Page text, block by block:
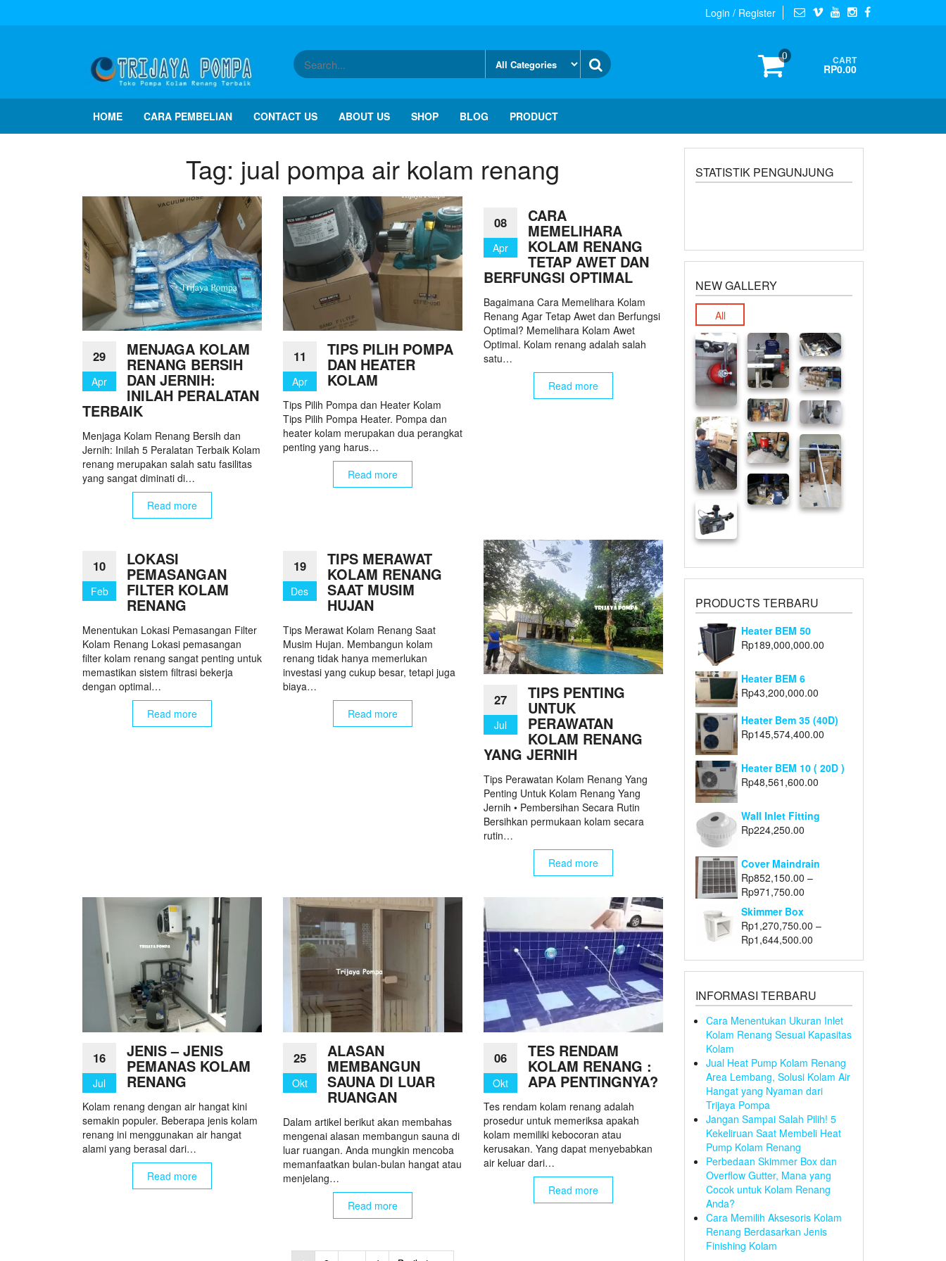
Login / Register
0 CART
RP0.00
HOME CARA PEMBELIAN CONTACT US ABOUT US SHOP BLOG PRODUCT
Tag: jual pompa air kolam renang
29
Apr
MENJAGA KOLAM
RENANG BERSIH
DAN JERNIH:
INILAH PERALATAN
TERBAIK
Menjaga Kolam Renang Bersih dan
Jernih: Inilah 5 Peralatan Terbaik Kolam
renang merupakan salah satu fasilitas
yang sangat diminati di…
Read more
11
Apr
TIPS PILIH POMPA
DAN HEATER
KOLAM
Tips Pilih Pompa dan Heater Kolam
Tips Pilih Pompa Heater. Pompa dan
heater kolam merupakan dua perangkat
penting yang harus…
Read more
08
Apr
CARA
MEMELIHARA
KOLAM RENANG
TETAP AWET DAN
BERFUNGSI OPTIMAL
Bagaimana Cara Memelihara Kolam
Renang Agar Tetap Awet dan Berfungsi
Optimal? Memelihara Kolam Awet
Optimal. Kolam renang adalah salah
satu…
Read more
10
Feb
LOKASI
PEMASANGAN
FILTER KOLAM
RENANG
Menentukan Lokasi Pemasangan Filter
Kolam Renang Lokasi pemasangan
filter kolam renang sangat penting untuk
memastikan sistem filtrasi bekerja
dengan optimal…
Read more
19
Des
TIPS MERAWAT
KOLAM RENANG
SAAT MUSIM
HUJAN
Tips Merawat Kolam Renang Saat
Musim Hujan. Membangun kolam
renang tidak hanya memerlukan
investasi yang cukup besar, tetapi juga
biaya…
Read more
27
Jul
TIPS PENTING
UNTUK
PERAWATAN
KOLAM RENANG
YANG JERNIH
Tips Perawatan Kolam Renang Yang
Penting Untuk Kolam Renang Yang
Jernih • Pembersihan Secara Rutin
Bersihkan permukaan kolam secara
rutin…
Read more
16
Jul
JENIS – JENIS
PEMANAS KOLAM
RENANG
Kolam renang dengan air hangat kini
semakin populer. Beberapa jenis kolam
renang ini menggunakan air hangat
alami yang berasal dari…
Read more
25
Okt
ALASAN
MEMBANGUN
SAUNA DI LUAR
RUANGAN
Dalam artikel berikut akan membahas
mengenai alasan membangun sauna di
luar ruangan. Anda mungkin mencoba
memanfaatkan bulan-bulan hangat atau
menjelang…
Read more
06
Okt
TES RENDAM
KOLAM RENANG :
APA PENTINGNYA?
Tes rendam kolam renang adalah
prosedur untuk memeriksa apakah
kolam memiliki kebocoran atau
kerusakan. Yang dapat menyebabkan
air keluar dari…
Read more
STATISTIK PENGUNJUNG
NEW GALLERY
All
PRODUCTS TERBARU
Heater BEM 50
Rp189,000,000.00
Heater BEM 6
Rp43,200,000.00
Heater Bem 35 (40D)
Rp145,574,400.00
Heater BEM 10 ( 20D )
Rp48,561,600.00
Wall Inlet Fitting
Rp224,250.00
Cover Maindrain
Rp852,150.00 –
Rp971,750.00
Skimmer Box
Rp1,270,750.00 –
Rp1,644,500.00
INFORMASI TERBARU
Cara Menentukan Ukuran Inlet
Kolam Renang Sesuai Kapasitas
Kolam
Jual Heat Pump Kolam Renang
Area Lembang, Solusi Kolam Air
Hangat yang Nyaman dari
Trijaya Pompa
Jangan Sampai Salah Pilih! 5
Kekeliruan Saat Membeli Heat
Pump Kolam Renang
Perbedaan Skimmer Box dan
Overflow Gutter, Mana yang
Cocok untuk Kolam Renang
Anda?
Cara Memilih Aksesoris Kolam
Renang Berdasarkan Jenis
Finishing Kolam